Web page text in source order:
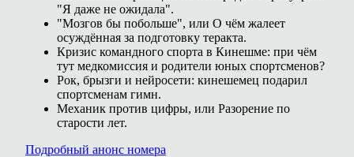
"Я даже не ожидала".
"Мозгов бы побольше", или О чём жалеет
осуждённая за подготовку теракта.
Кризис командного спорта в Кинешме: при чём
тут медкомиссия и родители юных спортсменов?
Рок, брызги и нейросети: кинешемец подарил
спортсменам гимн.
Механик против цифры, или Разорение по
старости лет.
Подробный анонс номера